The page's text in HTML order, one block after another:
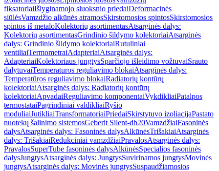
fiksatoriaiIšlyginamojo sluoksnio priedaiDeformacinės
siūlėsVamzdžio alkūnės atramosSkirstomosios spintosSkirstomosios
spintos iš metaloKolektorių asortimentasAtsarginės dalys:
Kolektorių asortimentasGrindinio šildymo kolektoriaiAtsarginės
dalys: Grindinio šildymo kolektoriaiRutuliniai
ventiliaiTermometraiAdapteriaiAtsarginės dalys:
AdapteriaiKolektoriaus jungtysSparčiojo išleidimo vožtuvaiSrauto
dalytuvaiTemperatūros reguliavimo blokaiAtsarginės dalys:
Temperatūros reguliavimo blokaiRadiatorių kontūrų
kolektoriaiAtsarginės dalys: Radiatorių kontūrų
kolektoriaiApvadaiReguliavimo komponentaiVykdikliaiPatalpos
termostataiPagrindiniai valdikliaiRyšio
moduliaiJutikliaiTransformatoriaiPriedaiSkirstytuvo izoliacijaPastato
nuotekų šalinimo sistemosGeberit Silent-db20VamzdžiaiFasoninės
dalysAtsarginės dalys: Fasoninės dalysAlkūnėsTrišakiaiAtsarginės
dalys: TrišakiaiRedukciniai vamzdžiaiPravalosAtsarginės dalys:
PravalosSuperTube fasoninės dalysAlkūnėsSpecialios fasoninės
dalysJungtysAtsarginės dalys: JungtysSuvirinamos jungtysMovinės
jungtysAtsarginės dalys: Movinės jungtysSuspaudžiamosios